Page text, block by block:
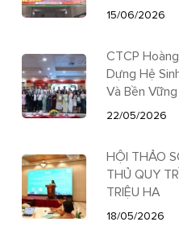
15/06/2026
CTCP
Dựng Hệ
Và Bền Vững
22/05/2026
HỘI THẢO
THỦ QUY
TRIỆU HA
18/05/2026